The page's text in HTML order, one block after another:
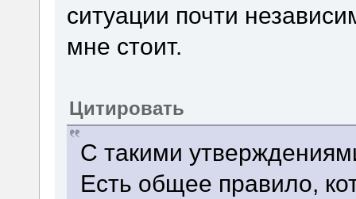
ситуации почти
мне стоит.
Цитировать
С такими
Есть общее правило,